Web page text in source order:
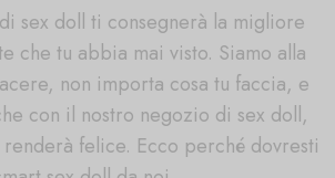
sex doll ti consegnerà la migliore
che tu abbia mai visto. Siamo alla
non importa cosa tu faccia, e
con il nostro negozio di sex doll,
felice. Ecco perché dovresti